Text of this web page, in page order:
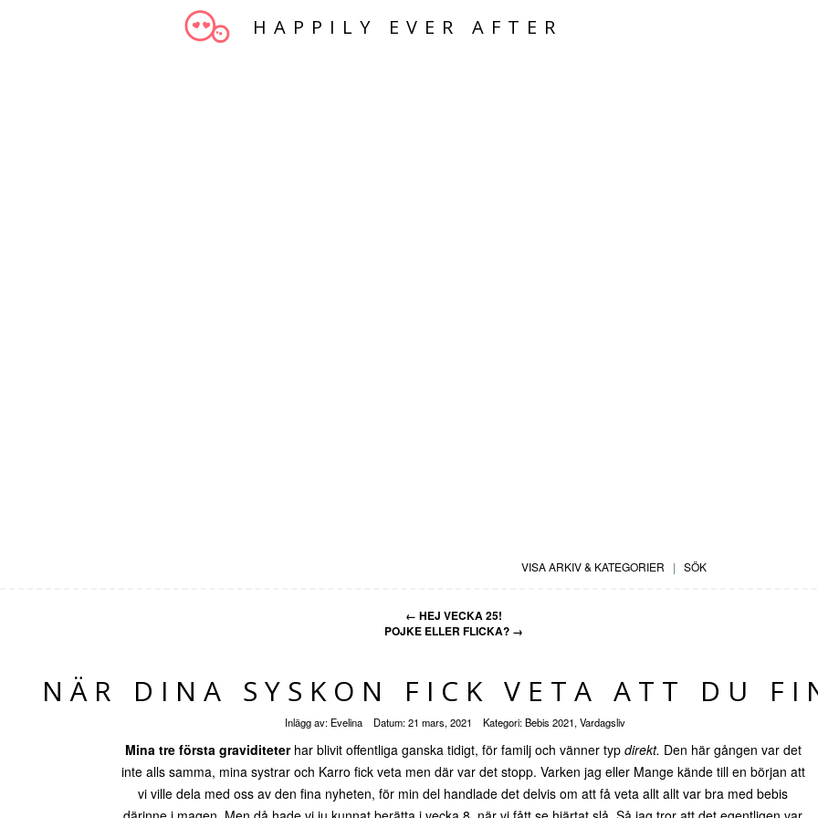
HAPPILY EVER AFTER
VISA ARKIV & KATEGORIER | SÖK
← HEJ VECKA 25!
POJKE ELLER FLICKA? →
NÄR DINA SYSKON FICK VETA ATT DU
Inlägg av: Evelina Datum:21 mars, 2021 Kategori:Bebis 2021, Vardagsliv
Mina tre första graviditeterhar blivit offentliga ganska tidigt, för familj och vänner typ direkt. Den här gången var det
inte alls samma, mina systrar och Karro fick veta men där var det stopp. Varken jag eller Mange kände till en början att
vi ville dela med oss av den fina nyheten, för min del handlade det delvis om att få veta allt allt var bra med bebis